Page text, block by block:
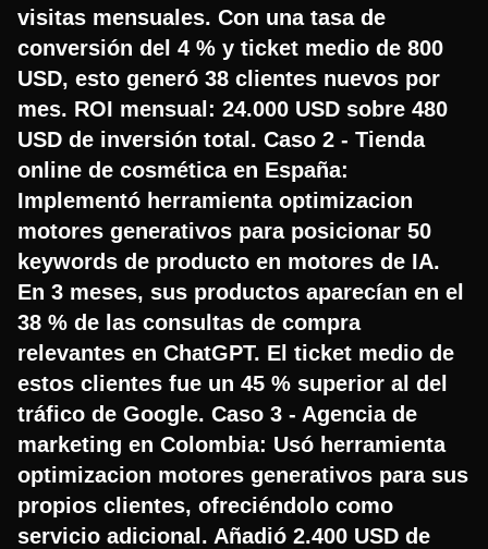
visitas mensuales. Con una tasa de
conversión del 4 % y ticket medio de 800
USD, esto generó 38 clientes nuevos por
mes. ROI mensual: 24.000 USD sobre 480
USD de inversión total. Caso 2 - Tienda
online de cosmética en España:
Implementó herramienta optimizacion
motores generativos para posicionar 50
keywords de producto en motores de IA.
En 3 meses, sus productos aparecían en el
38 % de las consultas de compra
relevantes en ChatGPT. El ticket medio de
estos clientes fue un 45 % superior al del
tráfico de Google. Caso 3 - Agencia de
marketing en Colombia: Usó herramienta
optimizacion motores generativos para sus
propios clientes, ofreciéndolo como
servicio adicional. Añadió 2.400 USD de